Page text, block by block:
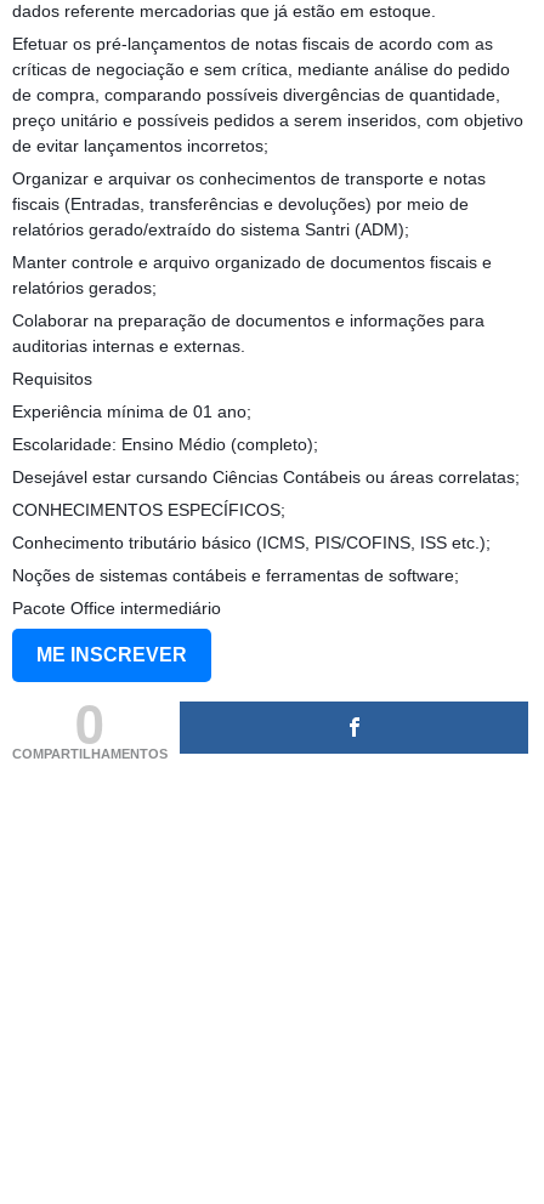
dados referente mercadorias que já estão em estoque.
Efetuar os pré-lançamentos de notas fiscais de acordo com as
críticas de negociação e sem crítica, mediante análise do pedido
de compra, comparando possíveis divergências de quantidade,
preço unitário e possíveis pedidos a serem inseridos, com objetivo
de evitar lançamentos incorretos;
Organizar e arquivar os conhecimentos de transporte e notas
fiscais (Entradas, transferências e devoluções) por meio de
relatórios gerado/extraído do sistema Santri (ADM);
Manter controle e arquivo organizado de documentos fiscais e
relatórios gerados;
Colaborar na preparação de documentos e informações para
auditorias internas e externas.
Requisitos
Experiência mínima de 01 ano;
Escolaridade: Ensino Médio (completo);
Desejável estar cursando Ciências Contábeis ou áreas correlatas;
CONHECIMENTOS ESPECÍFICOS;
Conhecimento tributário básico (ICMS, PIS/COFINS, ISS etc.);
Noções de sistemas contábeis e ferramentas de software;
Pacote Office intermediário
ME INSCREVER
0
COMPARTILHAMENTOS